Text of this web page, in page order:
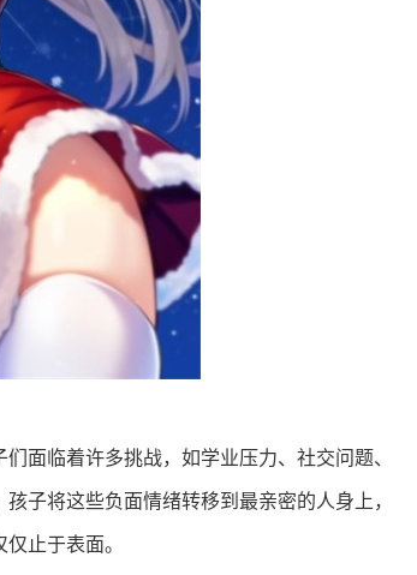
面临着许多挑战，如学业压力、社交问题、
子将这些负面情绪转移到最亲密的人身上，
止于表面。